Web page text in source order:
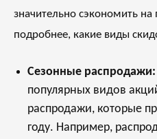
значительно сэкономить
подробнее, какие виды
Сезонные распродажи:
популярных видов
распродажи, которые
году. Например,